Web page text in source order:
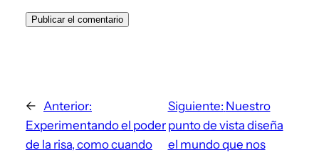
← Anterior:
Experimentando el poder
de la risa, como cuando
Siguiente: Nuestro
punto de vista diseña
el mundo que nos